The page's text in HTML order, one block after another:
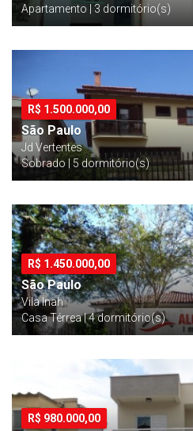
Apartamento | 3 dormitório(s)
R$ 1.500.000,00
São Paulo
Jd Vertentes
Sobrado | 5 dormitório(s)
R$ 1.450.000,00
São Paulo
Vila Inah
Casa Térrea | 4 dormitório(s)
R$ 980.000,00